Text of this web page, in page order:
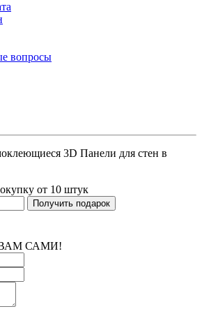
вопросы
3D Панели для стен в
от 10 штук
Получить подарок
САМИ!